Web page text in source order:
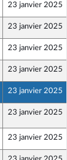
23 janvier 2025
23 janvier 2025
23 janvier 2025
23 janvier 2025
23 janvier 2025
23 janvier 2025
23 janvier 2025